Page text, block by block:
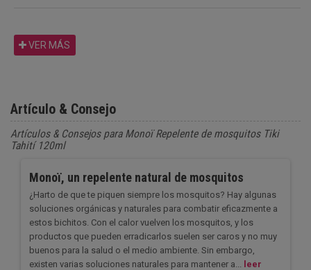
VER MÁS
Artículo & Consejo
Artículos & Consejos para Monoï Repelente de mosquitos Tiki
Tahití 120ml
Monoï, un repelente natural de mosquitos
¿Harto de que te piquen siempre los mosquitos? Hay algunas
soluciones orgánicas y naturales para combatir eficazmente a
estos bichitos. Con el calor vuelven los mosquitos, y los
productos que pueden erradicarlos suelen ser caros y no muy
buenos para la salud o el medio ambiente. Sin embargo,
existen varias soluciones naturales para mantener a...
leer